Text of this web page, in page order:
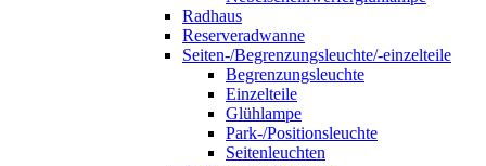
Radhaus
Reserveradwanne
Seiten-/Begrenzungsleuchte/-einzelteile
Begrenzungsleuchte
Einzelteile
Glühlampe
Park-/Positionsleuchte
Seitenleuchten